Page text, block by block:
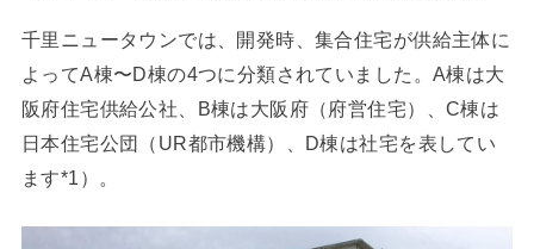
千里ニュータウンでは、開発時、集合住宅が供給主体に
よってA棟〜D棟の4つに分類されていました。A棟は大
阪府住宅供給公社、B棟は大阪府（府営住宅）、C棟は
日本住宅公団（UR都市機構）、D棟は社宅を表してい
ます*1）。